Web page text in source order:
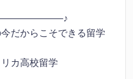
だからこそできる留学
カ高校留学